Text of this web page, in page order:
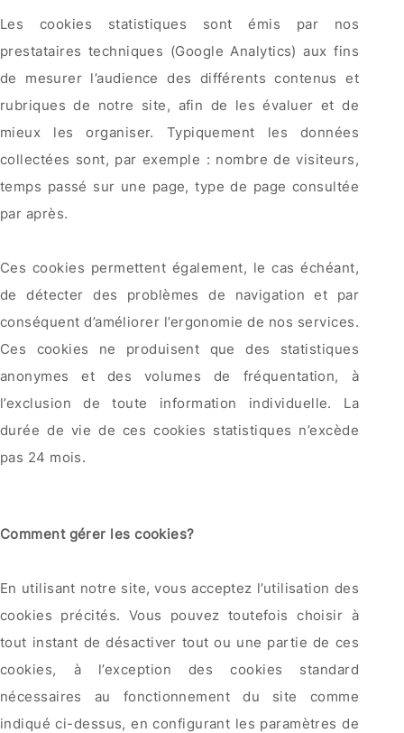
Les cookies statistiques sont émis par nos
prestataires techniques (Google Analytics) aux fins
de mesurer l’audience des différents contenus et
rubriques de notre site, afin de les évaluer et de
mieux les organiser. Typiquement les données
collectées sont, par exemple : nombre de visiteurs,
temps passé sur une page, type de page consultée
par après.
Ces cookies permettent également, le cas échéant,
de détecter des problèmes de navigation et par
conséquent d’améliorer l’ergonomie de nos services.
Ces cookies ne produisent que des statistiques
anonymes et des volumes de fréquentation, à
l’exclusion de toute information individuelle. La
durée de vie de ces cookies statistiques n’excède
pas 24 mois.
Comment gérer les cookies?
En utilisant notre site, vous acceptez l’utilisation des
cookies précités. Vous pouvez toutefois choisir à
tout instant de désactiver tout ou une partie de ces
cookies, à l’exception des cookies standard
nécessaires au fonctionnement du site comme
indiqué ci-dessus, en configurant les paramètres de